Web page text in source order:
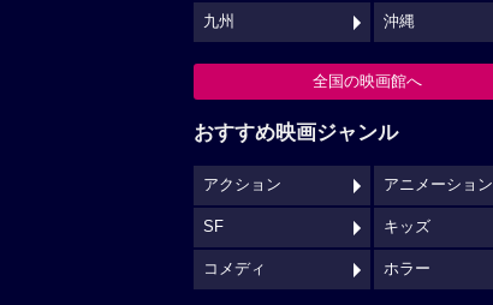
九州 沖縄
全国の映画館へ
おすすめ映画ジャンル
アクション アニメーション
SF キッズ
コメディ ホラー